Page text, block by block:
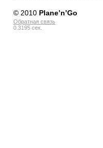
© 2010 Planе’n’Go
Обратная связь
0.3195 сек.